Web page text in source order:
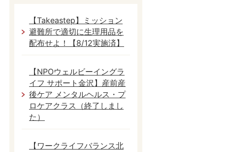
【Takeastep】ミッション
避難所で適切に生理用品を
配布せよ！【8/12実施済】
【NPOウェルビーイングラ
イフ サポート金沢】産前産
後ケア メンタルヘルス・プ
ロケアクラス（終了しまし
た）
【ワークライフバランス北